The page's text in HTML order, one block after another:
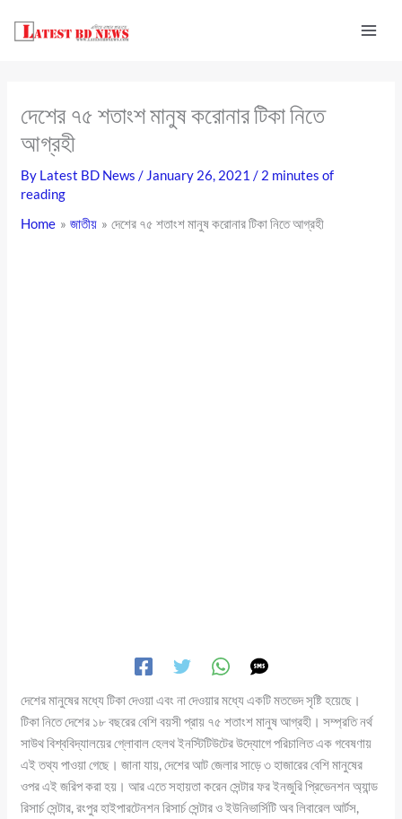
দেশের ৭৫ শতাংশ মানুষ করোনার টিকা নিতে
আগ্রহী
By Latest BD News/ January 26, 2021/ 2 minutes of
reading
Home
জাতীয় দেশের ৭৫ শতাংশ মানুষ করোনার টিকা নিতে আগ্রহী
দেশের মানুষের মধ্যে টিকা দেওয়া এবং না দেওয়ার মধ্যে একটি মতভেদ সৃষ্টি হয়েছে।
টিকা নিতে দেশের ১৮ বছরের বেশি বয়সী প্রায় ৭৫ শতাংশ মানুষ আগ্রহী। সম্প্রতি নর্থ
সাউথ বিশ্ববিদ্যালয়ের গ্লোবাল হেলথ ইনস্টিটিউটের উদ্যোগে পরিচালিত এক গবেষণায়
এই তথ্য পাওয়া গেছে। জানা যায়, দেশের আট জেলার সাড়ে ৩ হাজারের বেশি মানুষের
ওপর এই জরিপ করা হয়। আর এতে সহায়তা করেন সেন্টার ফর ইনজুরি প্রিভেনশন অ্যান্ড
রিসার্চ সেন্টার, রংপুর হাইপারটেনশন রিসার্চ সেন্টার ও ইউনিভার্সিটি অব লিবারেল আর্টস,